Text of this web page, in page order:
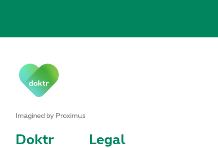
Imagined by Proximus
Doktr Legal